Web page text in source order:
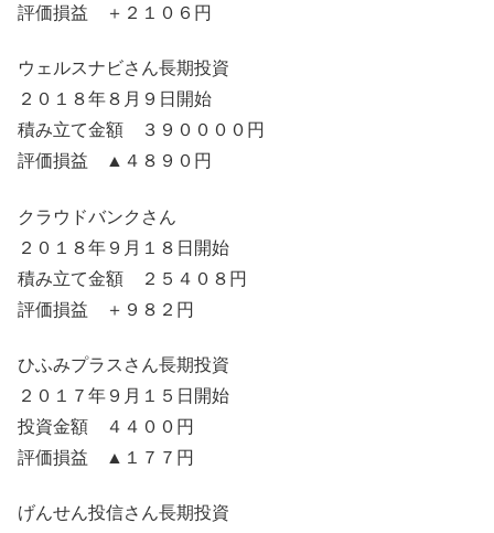
評価損益 ＋２１０６円
ウェルスナビさん長期投資
２０１８年８月９日開始
積み立て金額 ３９００００円
評価損益 ▲４８９０円
クラウドバンクさん
２０１８年９月１８日開始
積み立て金額 ２５４０８円
評価損益 ＋９８２円
ひふみプラスさん長期投資
２０１７年９月１５日開始
投資金額 ４４００円
評価損益 ▲１７７円
げんせん投信さん長期投資